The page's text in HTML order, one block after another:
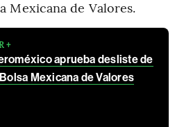
Mexicana de Valores.
+
aprueba desliste de
Mexicana de Valores